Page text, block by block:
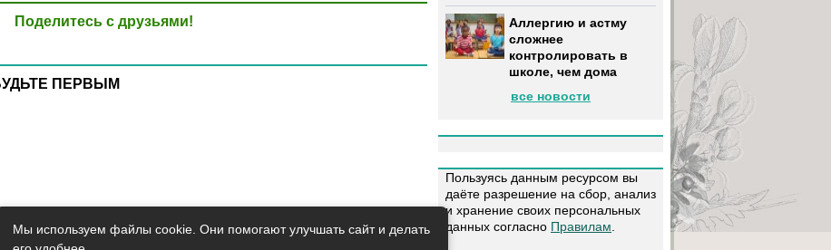
Поделитесь с друзьями!
ПЕРВЫМ
Аллергию и астму
сложнее
контролировать в
школе, чем дома
все новости
Пользуясь данным ресурсом вы
даёте разрешение на сбор, анализ
и хранение своих персональных
данных согласно Правилам
Мы используем файлы cookie. Они помогают улучшать сайт и делать